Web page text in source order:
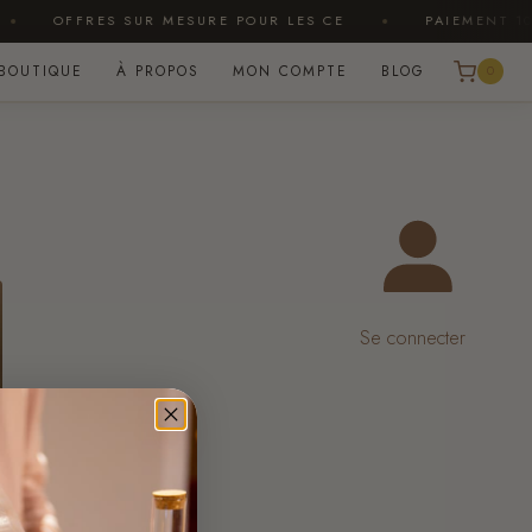
OFFRES SUR MESURE POUR LES CE PAIEMENT 100
À PROPOS MON COMPTE BLOG
Se connecter